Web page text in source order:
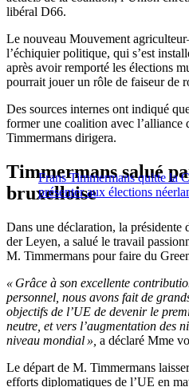
libéral D66.
Le nouveau Mouvement
l’échiquier politique, qui s’est
après avoir remporté les élections
pourrait jouer un rôle de faiseur de
Des sources internes ont indiqué
former une coalition avec l’alliance
Timmermans dirigera.
Frans Timmermans quitte la
présenter aux élections
Timmermans salué
bruxelloise
Dans une déclaration, la
der Leyen, a salué le travail
M. Timmermans pour faire du
« Grâce à son excellente
personnel, nous avons fait de
objectifs de l’UE de devenir le
neutre, et vers l’augmentation des
niveau mondial », a déclaré Mme
Le départ de M. Timmermans
efforts diplomatiques de l’UE en